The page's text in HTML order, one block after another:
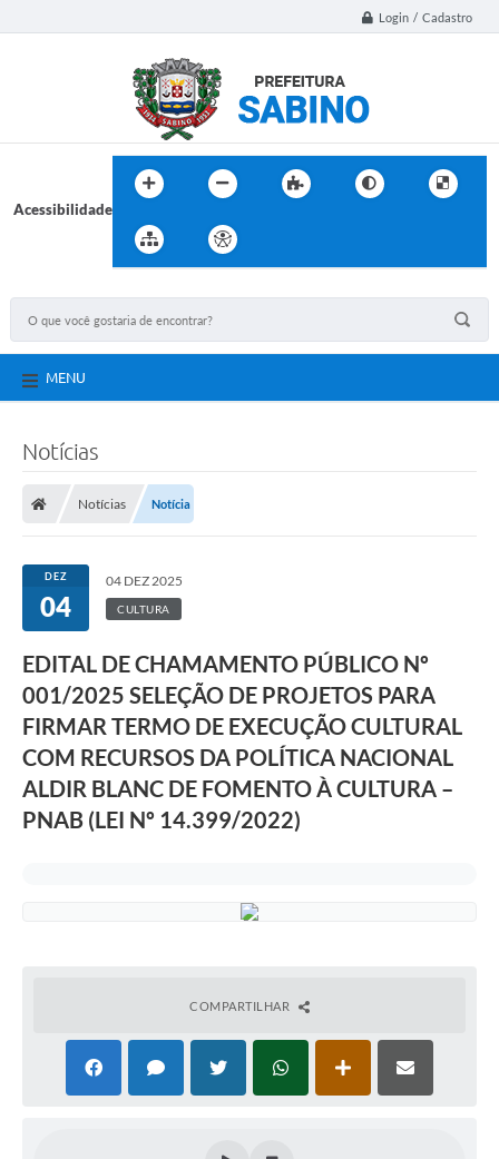
Login / Cadastro
Acessibilidade
MENU
Notícias
Notícias Notícia
DEZ
04
04 DEZ 2025
CULTURA
EDITAL DE CHAMAMENTO PÚBLICO Nº
001/2025 SELEÇÃO DE PROJETOS PARA
FIRMAR TERMO DE EXECUÇÃO CULTURAL
COM RECURSOS DA POLÍTICA NACIONAL
ALDIR BLANC DE FOMENTO À CULTURA –
PNAB (LEI Nº 14.399/2022)
COMPARTILHAR